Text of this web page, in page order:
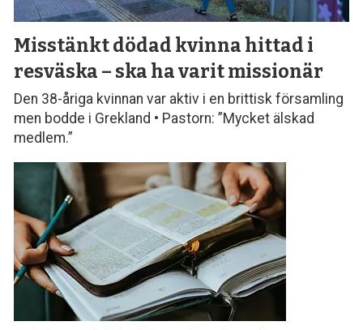
Misstänkt dödad kvinna hittad i
resväska – ska ha varit missionär
Den 38-åriga kvinnan var aktiv i en brittisk församling
men bodde i Grekland • Pastorn: ”Mycket älskad
medlem.”